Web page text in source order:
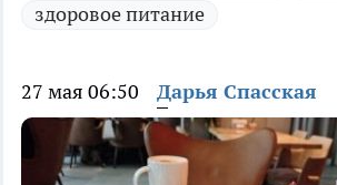
здоровое питание
27 мая 06:50 Дарья Спасская